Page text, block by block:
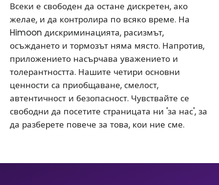
Всеки е свободен да остане дискретен, ако
желае, и да контролира по всяко време. На
Himoon дискриминацията, расизмът,
осъждането и тормозът няма място. Напротив,
приложението насърчава уважението и
толерантността. Нашите четири основни
ценности са приобщаване, смелост,
автентичност и безопасност. Чувствайте се
свободни да посетите страницата ни 'за нас', за
да разберете повече за това, кои ние сме.